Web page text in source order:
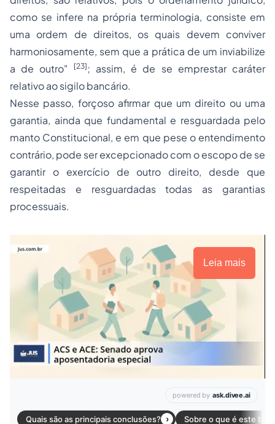
como se infere na própria terminologia, consiste em
uma ordem de direitos, os quais devem conviver
harmoniosamente, sem que a prática de um inviabilize
a de outro"
[23] ; assim, é de se emprestar caráter
relativo ao sigilo bancário.
Nesse passo, forçoso afirmar que um direito ou uma
garantia, ainda que fundamental e resguardada pelo
manto Constitucional, e em que pese o entendimento
contrário, pode ser excepcionado com o escopo de se
garantir o exercício de outro direito, desde que
respeitadas e resguardadas todas as garantias
processuais.
Leia mais